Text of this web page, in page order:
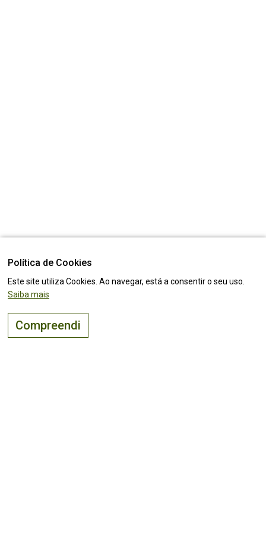
Política de Cookies
Este site utiliza Cookies. Ao navegar, está a consentir o seu uso.
Saiba mais
Compreendi